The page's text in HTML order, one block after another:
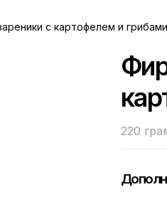
с картофелем и грибами
220